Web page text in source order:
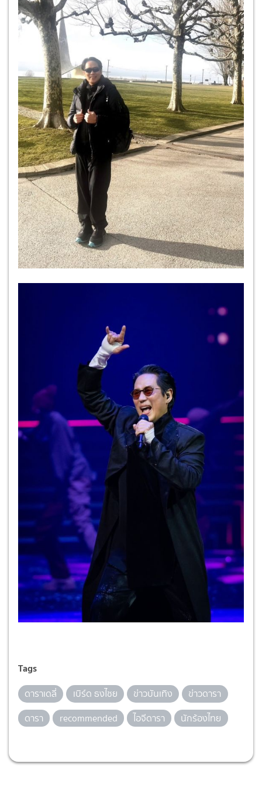
Tags
ดาราเดลี่ เบิร์ด ธงไชย ข่าวบันเทิง
ข่าวดารา
ดารา
recommended ไอจีดารา นักร้องไทย